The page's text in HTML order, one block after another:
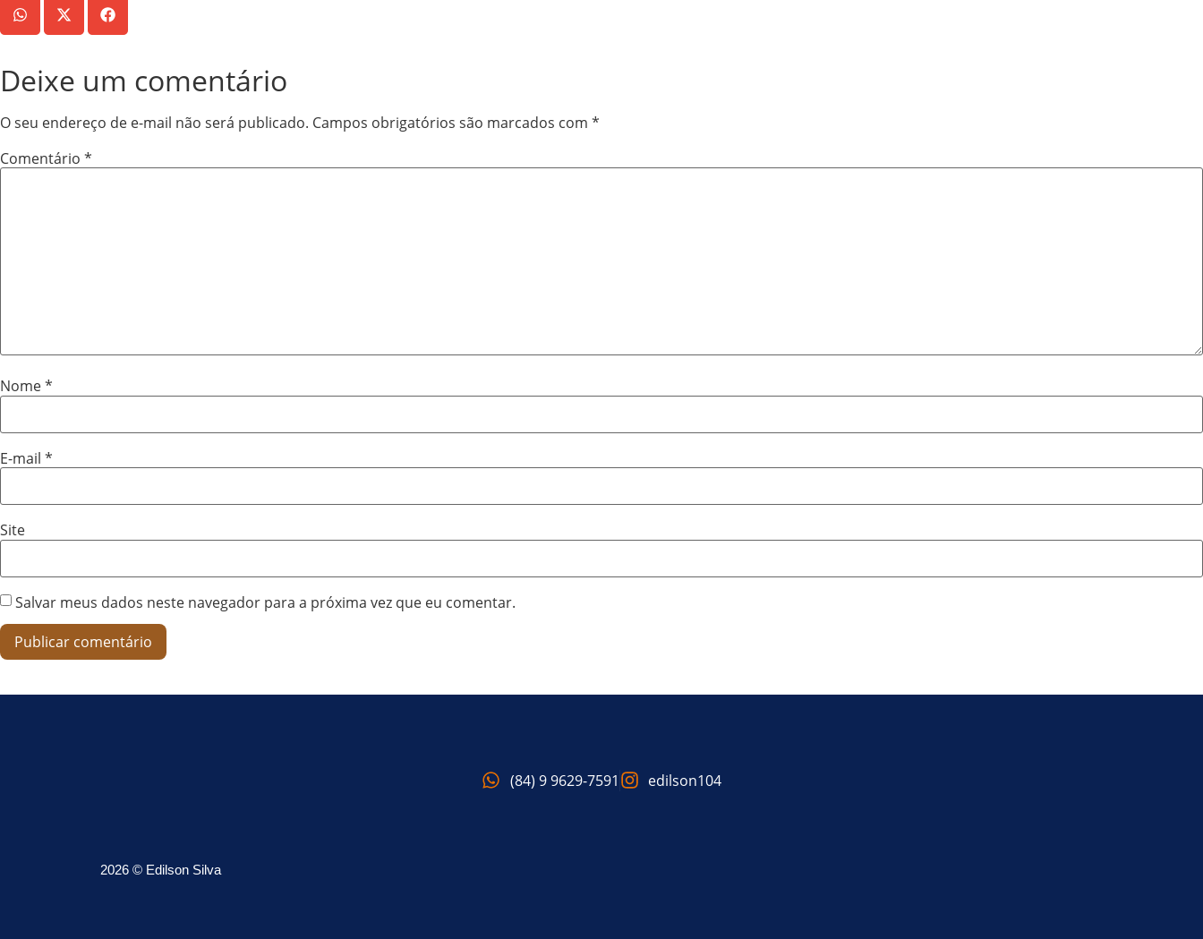
Deixe um comentário
O seu endereço de e-mail não será publicado. Campos obrigatórios são marcados com *
Comentário *
Nome*
E-mail *
Site
Salvar meus dados neste navegador para a próxima vez que eu comentar.
(84) 9 9629-7591 edilson104
2026 © Edilson Silva